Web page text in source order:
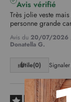
Avis vérifié
Très jolie veste
personne grande
Avis du 20/07/2026
Donatella G.
Utile(0) Signaler